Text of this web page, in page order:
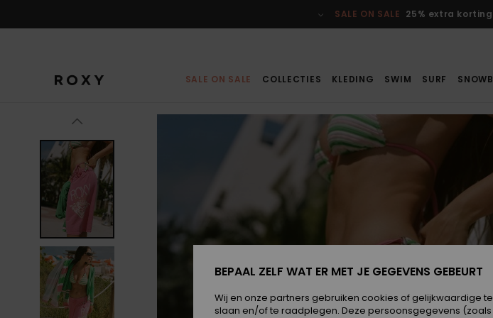
SALE ON SALE 25% extra
SALE ON SALE COLLECTIES KLEDING SWIM SURF
BEPAAL ZELF WAT ER MET JE GEGEVENS GEBEURT
Wij en onze partners gebruiken cookies of gelijkwaardige
slaan en/of te raadplegen. Deze persoonsgegevens